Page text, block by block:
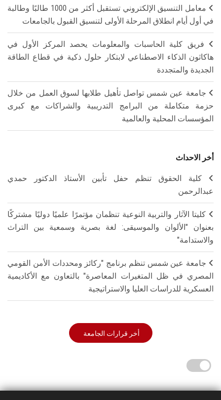
معامل التنسيق الإلكتروني تستقبل أكثر من 1000 طالبًا وطالبة
في أول أيام انطلاق المرحلة الأولى لتنسيق القبول بالجامعات
فريق كلية الحاسبات والمعلومات يحصد المركز الأول في
هاكاثون الذكاء الاصطناعي لابتكار حلول ذكية في قطاع الطاقة
الجديدة والمتجددة
جامعة عين شمس تواصل تأهيل طلابها لسوق العمل من خلال
حزمة متكاملة من البرامج التدريبية والشراكات مع كبرى
المؤسسات المحلية والعالمية
أخر الاحداث
كلية الحقوق تنظم حفل تأبين الأستاذ الدكتور حمدي
عبدالرحمن
كليتا الآثار والتربية النوعية تنظمان مؤتمرًا علميًا دوليًا مشتركًا
بعنوان "الألوان والموسيقى: لغة بصرية وسمعية بين التراث
والاستدامة"
جامعة عين شمس تنظم برنامج "ركائز ومحددات الأمن القومي
المصري في ظل المتغيرات المعاصرة" بالتعاون مع الأكاديمية
العسكرية للدراسات العليا والاستراتيجية
أخر قرارات الجامعة